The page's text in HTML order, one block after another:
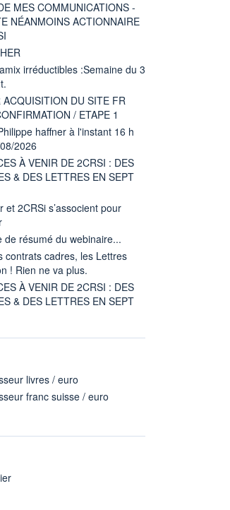
MES COMMUNICATIONS -
NÉANMOINS ACTIONNAIRE
irréductibles :Semaine du 3
ACQUISITION DU SITE FR
/ ETAPE 1
haffner à l'instant 16 h
2026
À VENIR DE 2CRSI : DES
& DES LETTRES EN SEPT
et 2CRSi s’associent pour
de résumé du webinaire...
contrats cadres, les Lettres
! Rien ne va plus.
À VENIR DE 2CRSI : DES
& DES LETTRES EN SEPT
livres / euro
franc suisse / euro